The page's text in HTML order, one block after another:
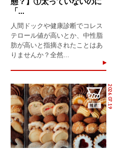
「...
人間ドックや健康診断でコレス
テロール値が高いとか、中性脂
肪が高いと指摘されたことはあ
りませんか？全然...
2026.07.19